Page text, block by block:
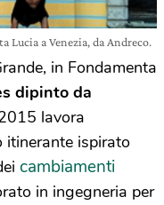
a Venezia, da Andreco.
in Fondamenta
dipinto da
lavora
itinerante ispirato
cambiamenti
in ingegneria per